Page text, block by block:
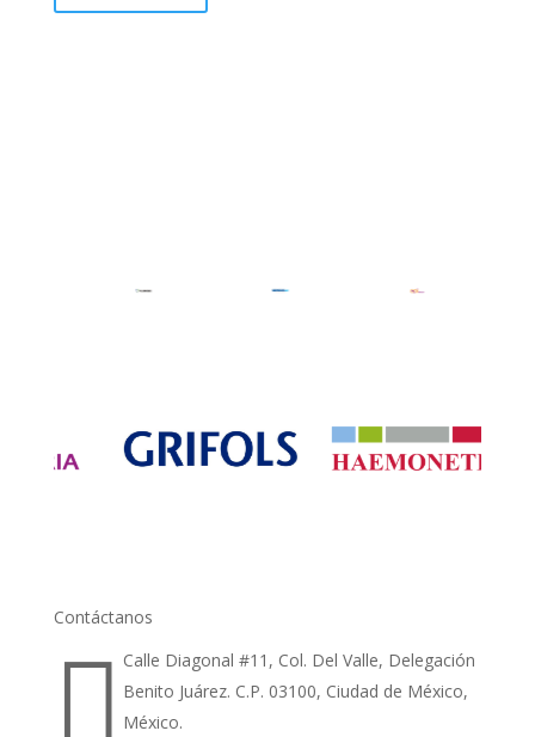
Contáctanos
 Calle Diagonal #11, Col. Del Valle, Delegación
Benito Juárez. C.P. 03100, Ciudad de México,
México.